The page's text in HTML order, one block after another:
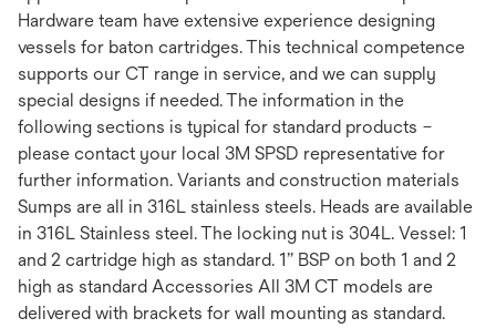
Hardware team have extensive experience designing
vessels for baton cartridges. This technical competence
supports our CT range in service, and we can supply
special designs if needed. The information in the
following sections is typical for standard products –
please contact your local 3M SPSD representative for
further information. Variants and construction materials
Sumps are all in 316L stainless steels. Heads are available
in 316L Stainless steel. The locking nut is 304L. Vessel: 1
and 2 cartridge high as standard. 1” BSP on both 1 and 2
high as standard Accessories All 3M CT models are
delivered with brackets for wall mounting as standard.